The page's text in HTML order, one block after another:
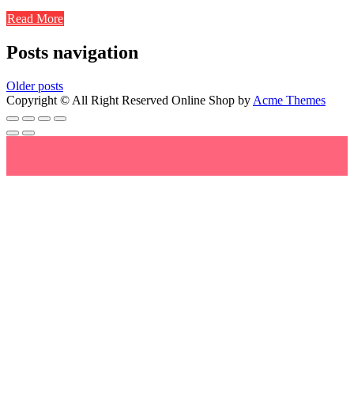
Read More
Posts navigation
Older posts
Copyright © All Right Reserved Online Shop by Acme Themes